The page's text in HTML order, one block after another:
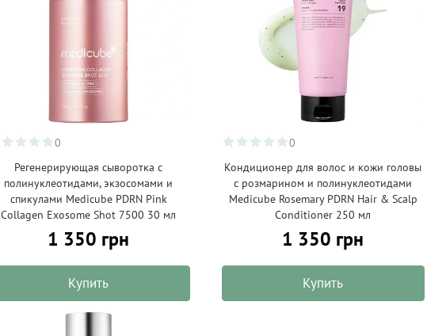
0
Регенерирующая сыворотка с
полинуклеотидами, экзосомами и
спикулами Medicube PDRN Pink
Collagen Exosome Shot 7500 30 мл
1 350 грн
Купить
0
Кондиционер для волос и кожи головы
с розмарином и полинуклеотидами
Medicube Rosemary PDRN Hair & Scalp
Conditioner 250 мл
1 350 грн
Купить